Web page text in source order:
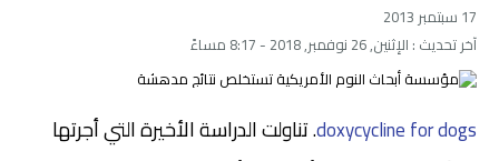
17 سبتمبر 2013
آخر تحديث : الإثنين, 26 نوفمبر, 2018 - 8:17 مساءً
doxycycline for dogs
.تناولت الدراسة الأخيرة التي أجرتها